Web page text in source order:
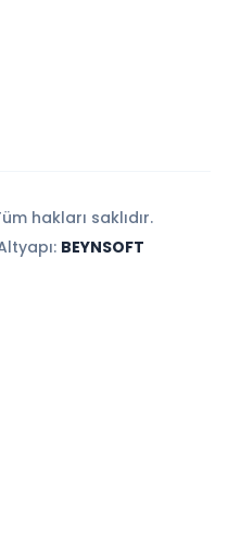
hakları saklıdır.
BEYNSOFT